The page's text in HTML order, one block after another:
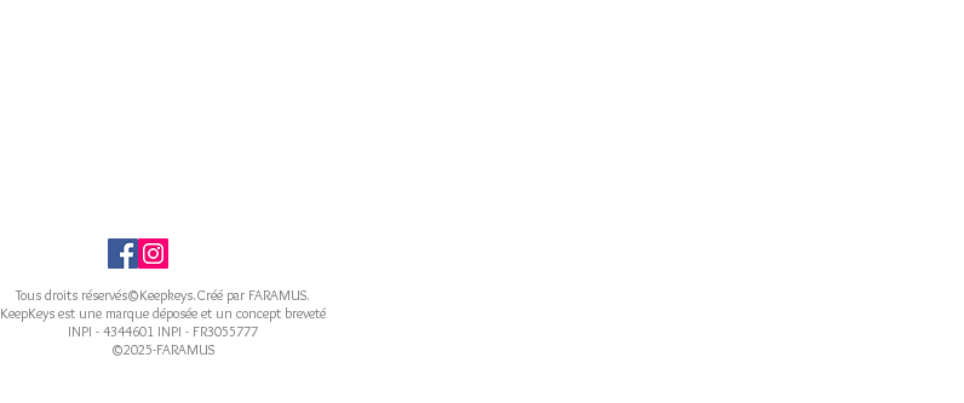
Tous droits réservés©Keepkeys.Créé par FARAMUS.
KeepKeys est une marque déposée et un concept breveté
INPI - 4344601 INPI - FR3055777
©2025-FARAMUS